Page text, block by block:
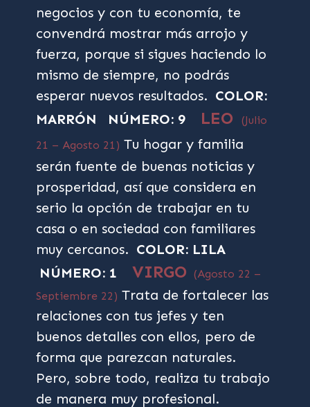
negocios y con tu economía, te
convendrá mostrar más arrojo y
fuerza, porque si sigues haciendo lo
mismo de siempre, no podrás
esperar nuevos resultados. COLOR:
MARRÓN
NÚMERO: 9 LEO
(Julio
21 – Agosto 21) Tu hogar y familia
serán fuente de buenas noticias y
prosperidad, así que considera en
serio la opción de trabajar en tu
casa o en sociedad con familiares
muy cercanos. COLOR: LILA
NÚMERO: 1
VIRGO
(Agosto 22 –
Septiembre 22) Trata de fortalecer las
relaciones con tus jefes y ten
buenos detalles con ellos, pero de
forma que parezcan naturales.
Pero, sobre todo, realiza tu trabajo
de manera muy profesional.